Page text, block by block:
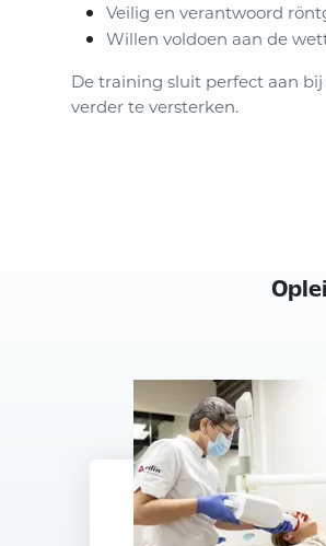
Veilig en verantwoord
Willen voldoen aan de
De training sluit perfect aan
verder te versterken.